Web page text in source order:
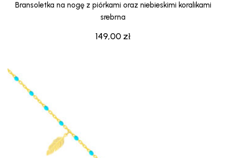
149,00 zł
Bransoletka na nogę z piórkami oraz niebieskimi koralikami
srebrna